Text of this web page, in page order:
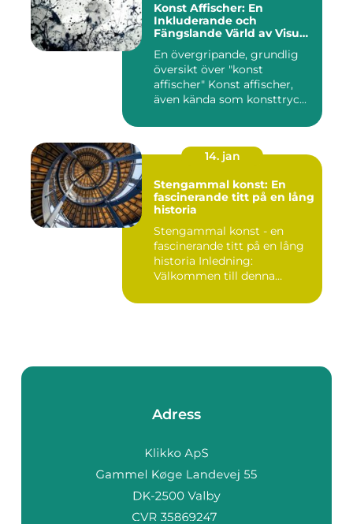
Konst Affischer: En
Inkluderande och
Fängslande Värld av Visuell
En övergripande, grundlig
översikt över "konst
affischer" Konst affischer,
även kända som konsttryc...
14. jan
Stengammal konst: En
fascinerande titt på en lång
historia
Stengammal konst - en
fascinerande titt på en lång
historia Inledning:
Välkommen till denna
Adress